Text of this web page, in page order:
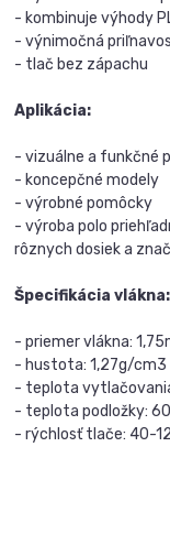
- kombinuje výhody
- výnimočná
- tlač bez zápachu
Aplikácia:
- vizuálne a funkčné
- koncepčné modely
- výrobné pomôcky
- výroba polo
rôznych dosiek a
Špecifikácia vlákna:
- priemer vlákna:
- hustota: 1,27g/cm3
- teplota
- teplota podložky:
- rýchlosť tlače: 40-